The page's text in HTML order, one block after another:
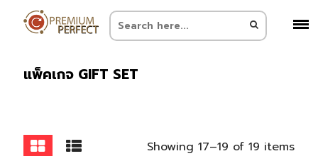
แพ็คเกจ GIFT SET
Showing 17–19 of 19 items